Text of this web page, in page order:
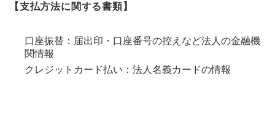
【支払方法に関する書類】
口座振替：届出印・口座番号の控えなど法人の金融機
関情報
クレジットカード払い：法人名義カードの情報